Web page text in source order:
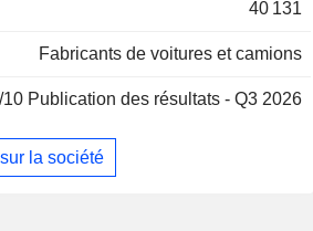
sa gamme de produits phares, elle
des solutions de mobilité flexibles
40 131
Fabricants de voitures et camions
10 Publication des résultats - Q3 2026
la société